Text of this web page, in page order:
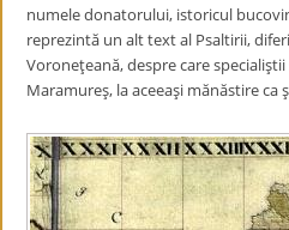
numele donatorului, istoricul
reprezintă un alt text al Psaltirii,
Voroneţeană, despre care
Maramureş, la aceeaşi mănăstire ca